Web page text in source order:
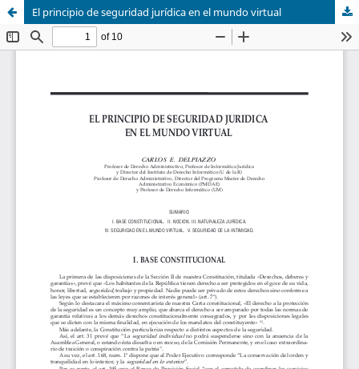
El principio de seguridad jurídica en el mundo virtual